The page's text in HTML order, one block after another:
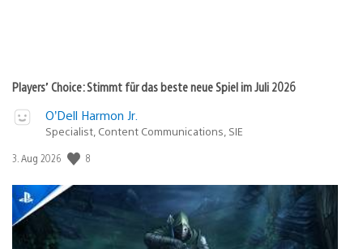
Players’ Choice: Stimmt für das beste neue Spiel im Juli 2026
O’Dell Harmon Jr.
Specialist, Content Communications, SIE
Veröffentlichungsdatum:
3. Aug 2026 8